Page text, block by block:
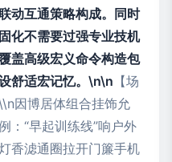
动互通策略构成。同时
化不需要过强专业技机
盖高级宏义命令构造包
舒适宏记忆。\n\n 【场
因博居体组合挂饰允
：“早起训练线”响户外
香滤通圈拉开门簾手机